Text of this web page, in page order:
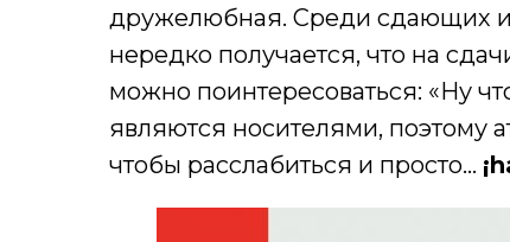
дружелюбная. Среди сдающих
нередко получается, что на
можно поинтересоваться: «Ну
являются носителями, поэтому
чтобы расслабиться и просто…